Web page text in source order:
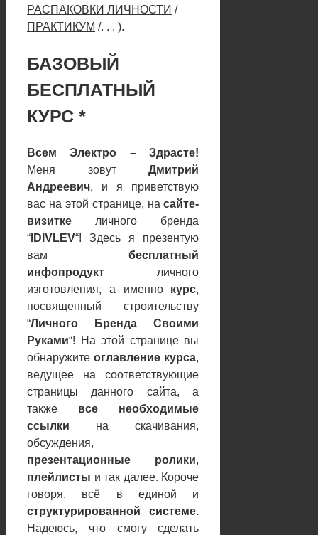
РАСПАКОВКИ ЛИЧНОСТИ /
ПРАКТИКУМ /. . . ).
БАЗОВЫЙ
БЕСПЛАТНЫЙ
КУРС *
Всем Электро – Здрасте!
Меня зовутДмитрий
Андреевич, и я приветствую
вас на этой странице, насайте-
визитке личного бренда
“ IDIVLEV“! Здесь я презентую
вамбесплатный
инфопродукт личного
изготовления, а именно курс,
посвященный строительству
“Личного Бренда Своими
Руками“! На этой странице вы
обнаружитеоглавление курса,
ведущее на соответствующие
страницы данного сайта, а
также все необходимые
ссылки на скачивания,
обсуждения,
презентационные ролики,
плейлисты и так далее. Короче
говоря, всё в единой и
структурированной системе.
Надеюсь, что смогу сделать